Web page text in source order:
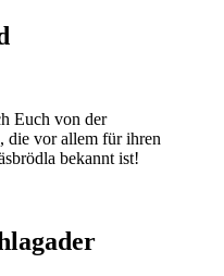
Euch von der
die vor allem für ihren
bekannt ist!